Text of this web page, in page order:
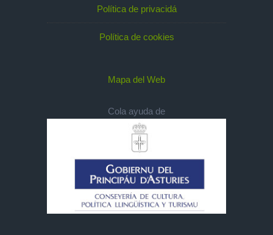
Política de privacidá
Política de cookies
Mapa del Web
Cola ayuda de